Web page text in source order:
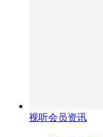
视听会员资讯